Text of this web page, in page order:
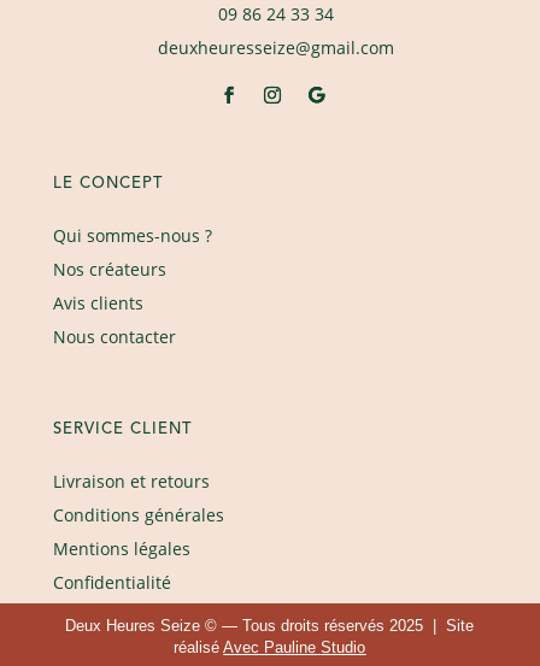
09 86 24 33 34
deuxheuresseize@gmail.com
LE CONCEPT
Qui sommes-nous ?
Nos créateurs
Avis clients
Nous contacter
SERVICE CLIENT
Livraison et retours
Conditions générales
Mentions légales
Confidentialité
Deux Heures Seize © — Tous droits réservés 2025 | Site
réaliséAvec Pauline Studio